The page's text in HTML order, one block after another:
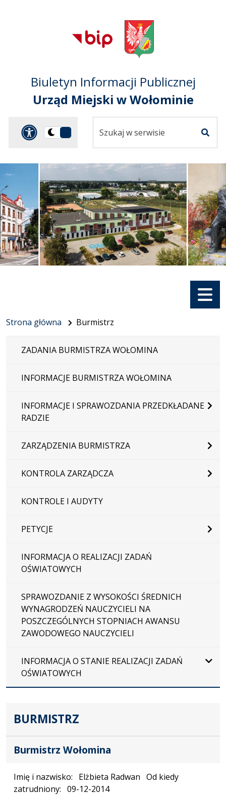
Przejdź do
głównego menu
Przejdź do treści
Przejdź do mapy
serwisu
Biuletyn Informacji Publicznej
Urząd Miejski w Wołominie
Panel dostosowania
Przełącz
ciemną
serwisie
Menu
Strona główna Burmistrz
ZADANIA BURMISTRZA WOŁOMINA
INFORMACJE BURMISTRZA WOŁOMINA
INFORMACJE I SPRAWOZDANIA PRZEDKŁADANE
RADZIE
ZARZĄDZENIA BURMISTRZA
KONTROLA ZARZĄDCZA
KONTROLE I AUDYTY
PETYCJE
INFORMACJA O REALIZACJI ZADAŃ
OŚWIATOWYCH
SPRAWOZDANIE Z WYSOKOŚCI ŚREDNICH
WYNAGRODZEŃ NAUCZYCIELI NA
POSZCZEGÓLNYCH STOPNIACH AWANSU
ZAWODOWEGO NAUCZYCIELI
INFORMACJA O STANIE REALIZACJI ZADAŃ
OŚWIATOWYCH
BURMISTRZ
Burmistrz Wołomina
Imię i nazwisko: Elżbieta Radwan Od kiedy
zatrudniony: 09-12-2014